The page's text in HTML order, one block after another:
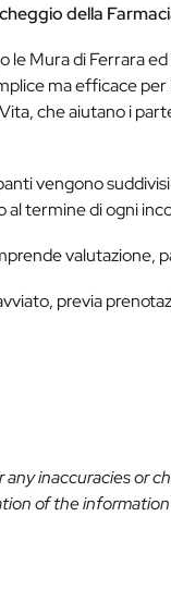
della
le Mura di Ferrara
ma efficace
che aiutano i
vengono
al termine di ogni
valutazione,
previa
inaccuracies or
of the